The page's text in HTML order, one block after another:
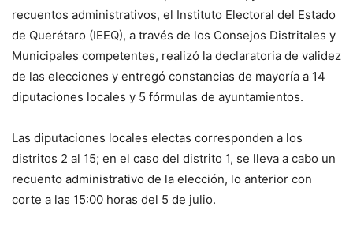
recuentos administrativos, el Instituto Electoral del Estado
de Querétaro (IEEQ), a través de los Consejos Distritales y
Municipales competentes, realizó la declaratoria de validez
de las elecciones y entregó constancias de mayoría a 14
diputaciones locales y 5 fórmulas de ayuntamientos.
Las diputaciones locales electas corresponden a los
distritos 2 al 15; en el caso del distrito 1, se lleva a cabo un
recuento administrativo de la elección, lo anterior con
corte a las 15:00 horas del 5 de julio.